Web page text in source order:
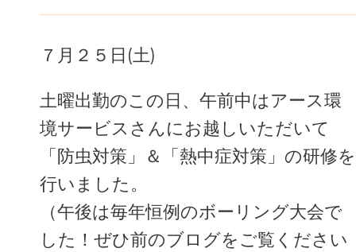
７月２５日(土)
土曜出勤のこの日、午前中はアース環
境サービスさんにお越しいただいて
「防虫対策」＆「熱中症対策」の研修を
行いました。
（午後は毎年恒例のボーリング大会で
した！ぜひ前のブログをご覧ください